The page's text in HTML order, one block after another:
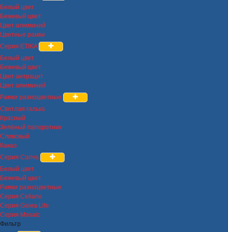
Белый цвет
Бежевый цвет
Цвет алюминий
Цветные рамки
Серия ETIKA
Белый цвет
Бежевый цвет
Цвет антрацит
Цвет алюминий
Рамки разноцветные
Светлая галька
Красный
Зелёный папоротник
Сливовый
Какао
Серия Cariva
Белый цвет
Бежевый цвет
Рамки разноцветные
Серия Celiane
Серия Galea Life
Серия Mosaic
Фильтр